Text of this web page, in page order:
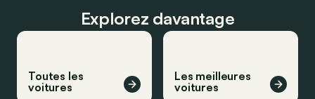
Explorez davantage
Toutes les
voitures
Les meilleures
voitures